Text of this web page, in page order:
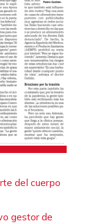
del cuerpo
gestor de